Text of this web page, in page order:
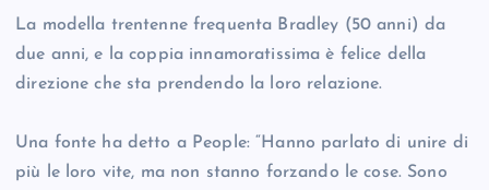
La modella trentenne frequenta Bradley (50 anni) da
due anni, e la coppia innamoratissima è felice della
direzione che sta prendendo la loro relazione.
Una fonte ha detto a People: “Hanno parlato di unire di
più le loro vite, ma non stanno forzando le cose. Sono